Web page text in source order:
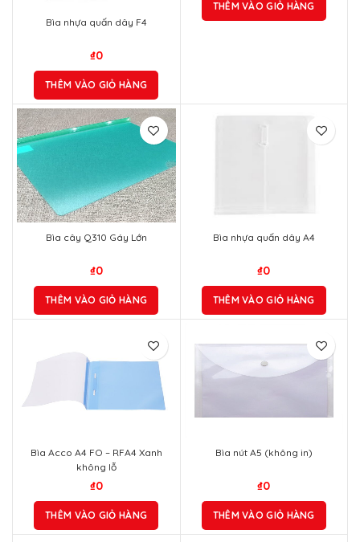
Bìa nhựa quấn dây F4
₫0
THÊM VÀO GIỎ HÀNG
THÊM VÀO GIỎ HÀNG
Bìa cây Q310 Gáy Lớn
₫0
THÊM VÀO GIỎ HÀNG
Bìa nhựa quấn dây A4
₫0
THÊM VÀO GIỎ HÀNG
Bìa Acco A4 FO – RFA4 Xanh
không lỗ
₫0
THÊM VÀO GIỎ HÀNG
Bìa nút A5 (không in)
₫0
THÊM VÀO GIỎ HÀNG